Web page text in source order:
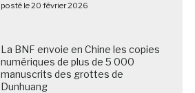
posté le 20 février 2026
La BNF envoie en Chine les copies
numériques de plus de 5 000
manuscrits des grottes de
Dunhuang